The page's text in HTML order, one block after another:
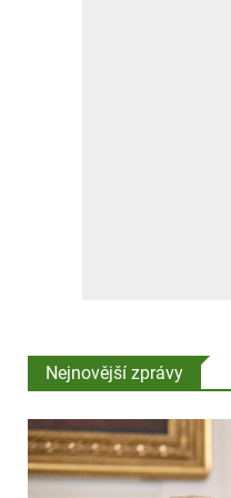
Nejnovější zprávy